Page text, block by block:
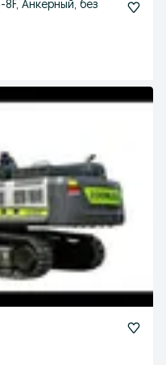
Анкерный, без